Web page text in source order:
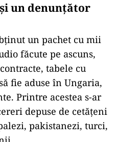
un denunțător
un pachet cu mii
făcute pe ascuns,
tabele cu
fie aduse în Ungaria,
Printre acestea s-ar
depuse de cetățeni
pakistanezi, turci,